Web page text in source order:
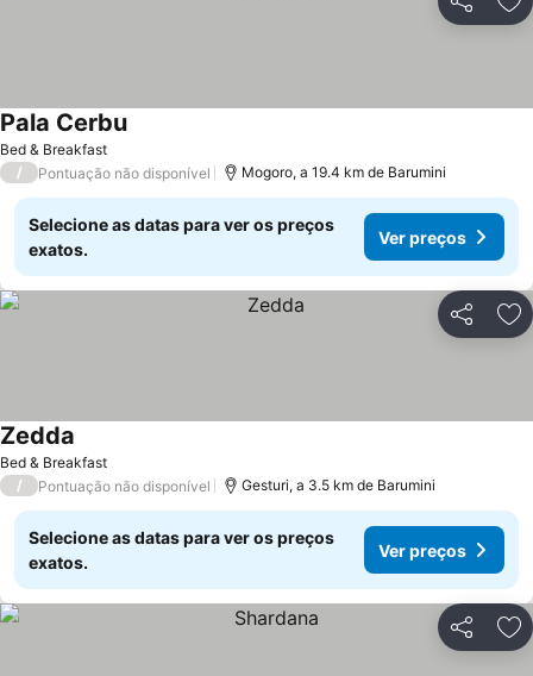
Partilhar
Bed & Breakfast
Pala Cerbu
/ Pontuação não disponível Mogoro, a 19.4 km de Barumini
Selecione as datas para ver os preços
exatos.
Ver preços
Partilhar
Bed & Breakfast
Zedda
/ Pontuação não disponível Gesturi, a 3.5 km de Barumini
Selecione as datas para ver os preços
exatos.
Ver preços
Partilhar